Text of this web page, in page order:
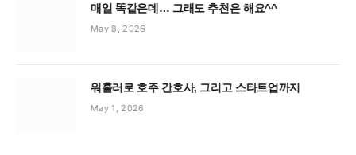
매일 똑같은데… 그래도 추천은 해요^^
May 8, 2026
워홀러로 호주 간호사, 그리고 스타트업까지
May 1, 2026